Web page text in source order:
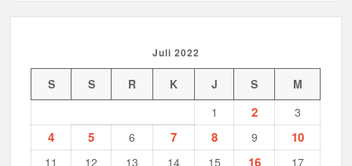
Juli 2022
S S R K J S
M
1
2 3
4 5 6 7 8 9 10
11 12 13 14 15 16
17